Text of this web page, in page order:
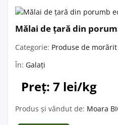
Mălai de țară din
Categorie: Produse de
În: Galați
Preț: 7 lei/kg
Produs și vândut de: Moara